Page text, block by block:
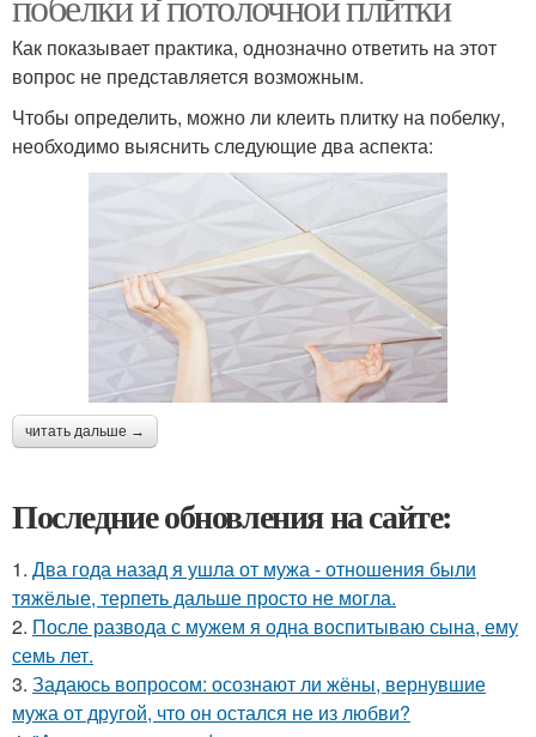
Как показывает практика, однозначно ответить на этот
вопрос не представляется возможным.
Чтобы определить, можно ли клеить плитку на побелку,
необходимо выяснить следующие два аспекта:
читать дальше →
Последние обновления на сайте:
1. Два года назад я ушла от мужа - отношения были
тяжёлые, терпеть дальше просто не могла.
2. После развода с мужем я одна воспитываю сына, ему
семь лет.
3. Задаюсь вопросом: осознают ли жёны, вернувшие
мужа от другой, что он остался не из любви?